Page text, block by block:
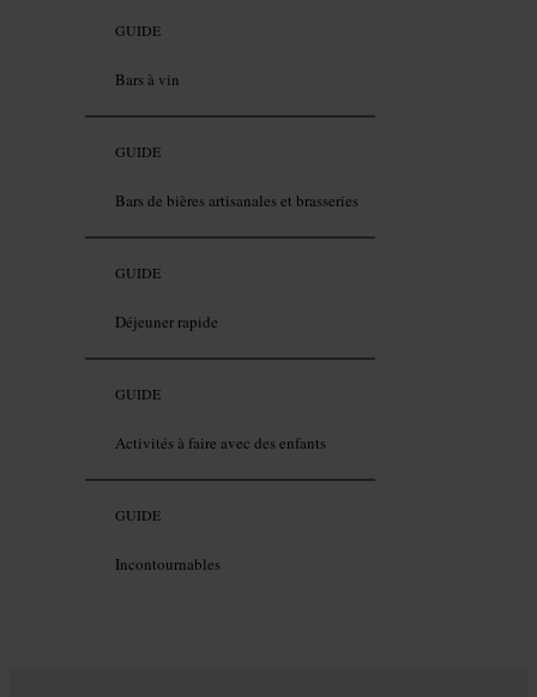
GUIDE
Bars à vin
GUIDE
Bars de bières artisanales et brasseries
GUIDE
Déjeuner rapide
GUIDE
Activités à faire avec des enfants
GUIDE
Incontournables